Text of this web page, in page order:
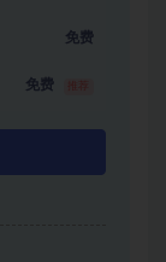
免费
免费